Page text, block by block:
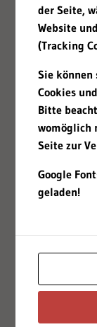
der Seite,
Website
(Tracking
Sie können
Cookies
Bitte
womöglich
Seite zur
Google
geladen!